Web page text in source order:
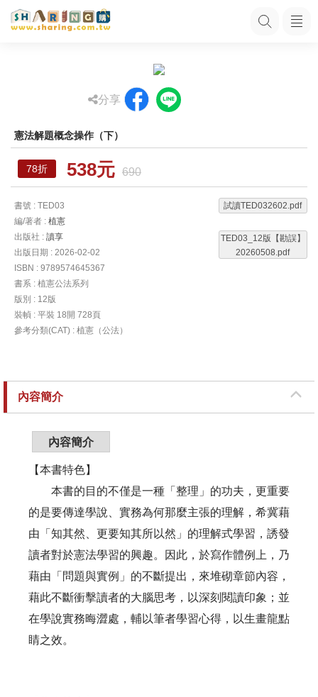
分享
憲法解題概念操作（下）
78折 538元 690
書號 : TED03
編/著者 : 植憲
出版社 : 讀享
出版日期 : 2026-02-02
ISBN : 9789574645367
書系 : 植憲公法系列
版別 : 12版
裝幀 : 平裝 18開 728頁
參考分類(CAT) : 植憲（公法）
試讀TED032602.pdf
TED03_12版【勘誤】
20260508.pdf
內容簡介
內容簡介
【本書特色】
本書的目的不僅是一種「整理」的功夫，更重要
的是要傳達學說、實務為何那麼主張的理解，希冀藉
由「知其然、更要知其所以然」的理解式學習，誘發
讀者對於憲法學習的興趣。因此，於寫作體例上，乃
藉由「問題與實例」的不斷提出，來堆砌章節內容，
藉此不斷衝擊讀者的大腦思考，以深刻閱讀印象；並
在學說實務晦澀處，輔以筆者學習心得，以生畫龍點
睛之效。